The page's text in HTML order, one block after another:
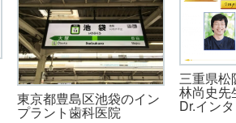
東京都豊島区池袋のイン
プラント歯科医院
三重県松
林尚史先
Dr.イン